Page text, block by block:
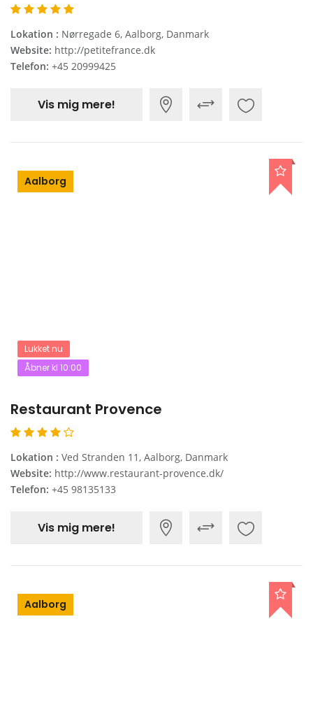
Lokation : Nørregade 6, Aalborg, Danmark
Website: http://petitefrance.dk
Telefon: +45 20999425
Vis mig mere!
Aalborg
Lukket nu
Åbner kl 10:00
Restaurant Provence
Lokation : Ved Stranden 11, Aalborg, Danmark
Website: http://www.restaurant-provence.dk/
Telefon: +45 98135133
Vis mig mere!
Aalborg